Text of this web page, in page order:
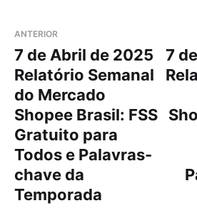
ANTERIOR
7 de Abril de 2025
Relatório Semanal
do Mercado
Shopee Brasil: FSS
Gratuito para
Todos e Palavras-
chave da
Temporada
7